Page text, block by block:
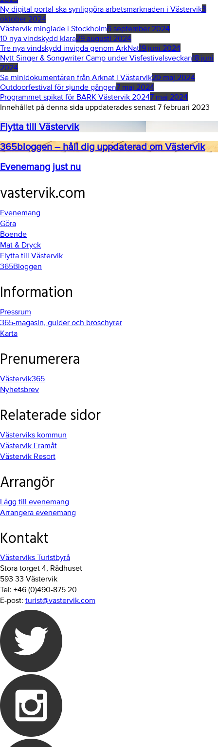
Ny digital portal ska synliggöra arbetsmarknaden i Västervik3
oktober 2024
Västervik minglade i Stockholm6 september 2024
10 nya vindskydd klara29 augusti 2024
Tre nya vindskydd invigda genom ArkNat19 juni 2024
Nytt Singer & Songwriter Camp under Visfestivalsveckan18 juni
2024
Se minidokumentären från Arknat i Västervik20 maj 2024
Outdoorfestival för sjunde gången7 maj 2024
Programmet spikat för BARK Västervik 20247 maj 2024
Innehållet på denna sida uppdaterades senast 7 februari 2023
Flytta till Västervik
365bloggen – håll dig uppdaterad om Västervik
Evenemang just nu
Footer
vastervik.com
Evenemang
Göra
Boende
Mat & Dryck
Flytta till Västervik
365Bloggen
Information
Pressrum
365-magasin, guider och broschyrer
Karta
Prenumerera
Västervik365
Nyhetsbrev
Relaterade sidor
Västerviks kommun
Västervik Framåt
Västervik Resort
Arrangör
Lägg till evenemang
Arrangera evenemang
Kontakt
Västerviks Turistbyrå
Stora torget 4, Rådhuset
593 33 Västervik
Tel: +46 (0)490-875 20
E-post: turist@vastervik.com